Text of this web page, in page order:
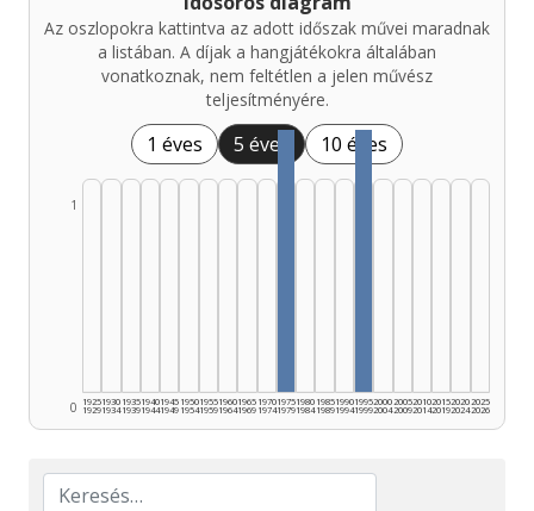
Az oszlopokra kattintva az adott időszak művei maradnak
a listában. A díjak a hangjátékokra általában
vonatkoznak, nem feltétlen a jelen művész
teljesítményére.
1 éves 5 éves 10 éves
0
1
1925
1929
1930
1934
1935
1939
1940
1944
1945
1949
1950
1954
1955
1959
1960
1964
1965
1969
1970
1974
1975
1979
1980
1984
1985
1989
1990
1994
1995
1999
2000
2004
2005
2009
2010
2014
2015
2019
2020
2024
2025
2026